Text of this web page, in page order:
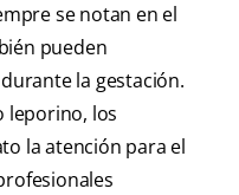
se notan en el
pueden
la gestación.
leporino, los
la atención para el